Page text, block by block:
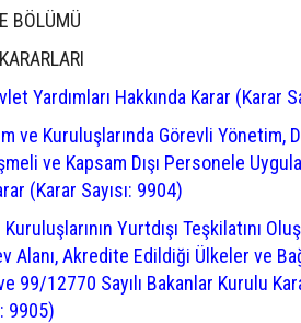
BÖLÜMÜ
Yardımları Hakkında Karar (Karar
ve Kuruluşlarında Görevli
ve Kapsam Dışı Personele
(Karar Sayısı: 9904)
Yurtdışı Teşkilatını
Alanı, Akredite Edildiği Ülkeler ve
99/12770 Sayılı Bakanlar Kurulu
9905)